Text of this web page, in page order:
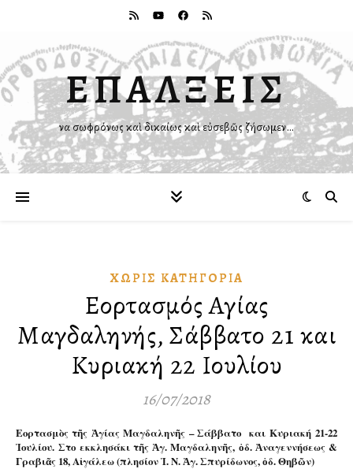
ΕΠΑΛΞΕΙΣ
Ἵνα σωφρόνως καὶ δικαίως καὶ εὐσεβῶς ζήσωμεν…
ΧΩΡΊΣ ΚΑΤΗΓΟΡΊΑ
Εορτασμός Αγίας
Μαγδαληνής, Σάββατο 21 και
Κυριακή 22 Ιουλίου
16/07/2018
Eορτασμὸς τῆς Ἁγίας Μαγδαληνῆς – Σάββατο και Κυριακή21-22
Ἰουλίου.Στο εκκλησάκι τῆς Ἁγ. Μαγδαληνῆς, ὁδ. Ἀναγεννήσεως &
Γραβιᾶς 18, Αἰγάλεω (πλησίον Ἱ. Ν. Ἁγ. Σπυρίδωνος, ὁδ. Θηβῶν)